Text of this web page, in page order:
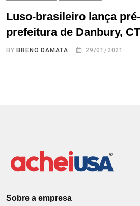
Luso-brasileiro lança
prefeitura de Danbury, CT
BY BRENO DAMATA 29/01/2021
Sobre a empresa